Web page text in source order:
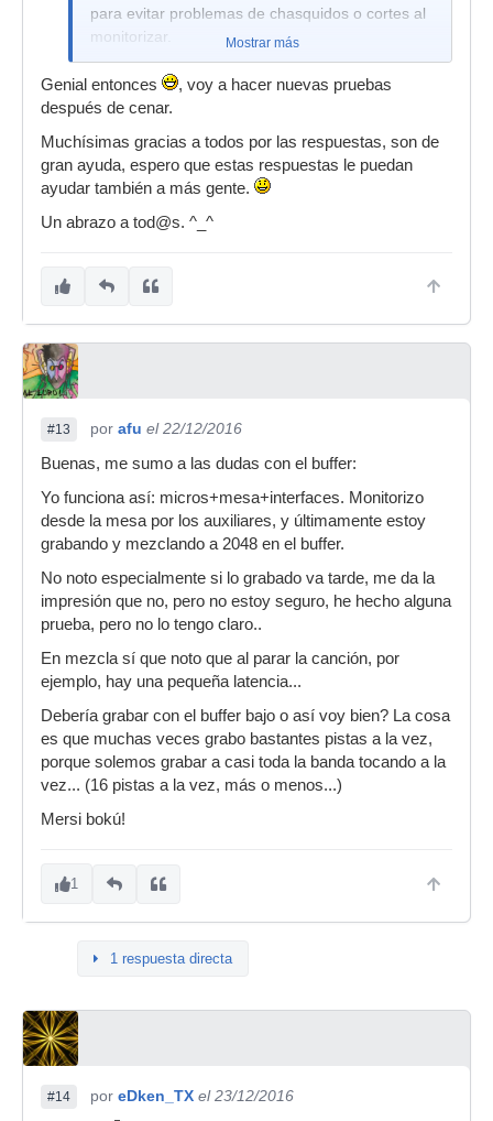
para evitar problemas de chasquidos o cortes al
monitorizar.
Mostrar más
Genial entonces
, voy a hacer nuevas pruebas
después de cenar.
Muchísimas gracias a todos por las respuestas, son de
gran ayuda, espero que estas respuestas le puedan
ayudar también a más gente.
Un abrazo a tod@s. ^_^
#13 por afu el 22/12/2016
Buenas, me sumo a las dudas con el buffer:
Yo funciona así: micros+mesa+interfaces. Monitorizo
desde la mesa por los auxiliares, y últimamente estoy
grabando y mezclando a 2048 en el buffer.
No noto especialmente si lo grabado va tarde, me da la
impresión que no, pero no estoy seguro, he hecho alguna
prueba, pero no lo tengo claro..
En mezcla sí que noto que al parar la canción, por
ejemplo, hay una pequeña latencia...
Debería grabar con el buffer bajo o así voy bien? La cosa
es que muchas veces grabo bastantes pistas a la vez,
porque solemos grabar a casi toda la banda tocando a la
vez... (16 pistas a la vez, más o menos...)
Mersi bokú!
1
1 respuesta directa
#14 por eDken_TX el 23/12/2016